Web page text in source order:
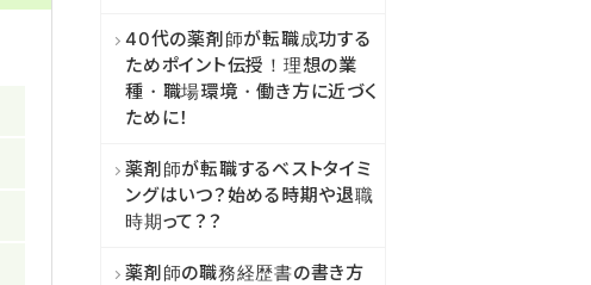
40代の薬剤師が転職成功する
ためポイント伝授！理想の業
種・職場環境・働き方に近づく
ために！
薬剤師が転職するベストタイミ
ングはいつ？始める時期や退職
時期って？？
薬剤師の職務経歴書の書き方